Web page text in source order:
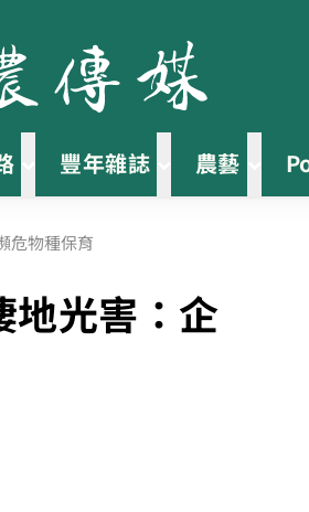
豐年雜誌 農藝
物種保育
光害：企